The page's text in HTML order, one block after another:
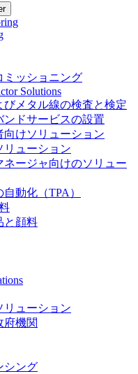
ミッショニング
Solutions
メタル線の検査と検定
ドサービスの設置
向けソリューション
リューション
ネージャ向けのソリュー
動化（TPA）
と顔料
リューション
府機関
シング